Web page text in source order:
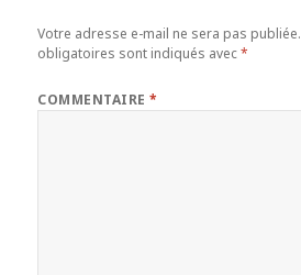
Votre adresse e-mail ne sera pas publiée.
obligatoires sont indiqués avec*
COMMENTAIRE*